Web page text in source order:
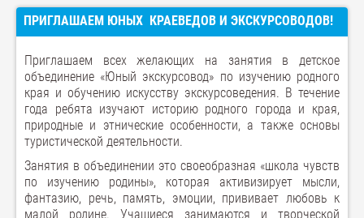
ПРИГЛАШАЕМ ЮНЫХ КРАЕВЕДОВ И ЭКСКУРСОВОДОВ!
Приглашаем всех желающих на занятия в детское
объединение «Юный экскурсовод» по изучению родного
края и обучению искусству экскурсоведения. В течение
года ребята изучают историю родного города и края,
природные и этнические особенности, а также основы
туристической деятельности.
Занятия в объединении это своеобразная «школа чувств
по изучению родины», которая активизирует мысли,
фантазию, речь, память, эмоции, прививает любовь к
малой родине. Учащиеся занимаются и творческой